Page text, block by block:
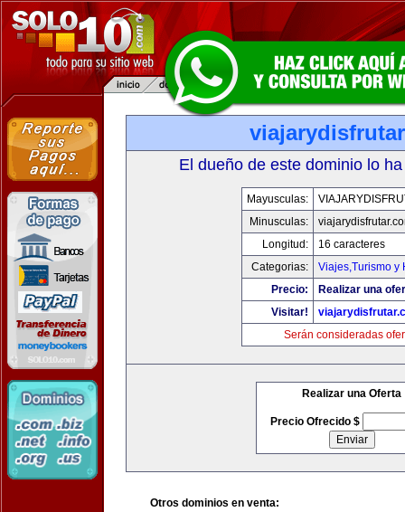
El dueño de este dominio lo
Mayusculas:
Minusculas:
Longitud:
16 caracteres
Categorias:
Viajes,Turismo y
Precio:
Realizar una
Visitar!
Serán consideradas
Realizar una Oferta
Precio Ofrecido $
Otros dominios en venta: